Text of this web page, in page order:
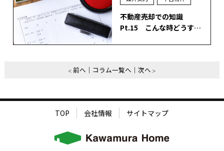
不動産売却での知識
Pt.15 こんな時どうす…
前へ コラム一覧へ 次へ
TOP 会社情報 サイトマップ